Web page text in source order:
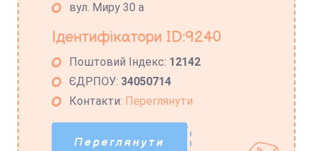
вул. Миру 30 а
Ідентифікатори ID:9240
Поштовий Індекс: 12142
ЄДРПОУ: 34050714
Контакти: Переглянути
Переглянути